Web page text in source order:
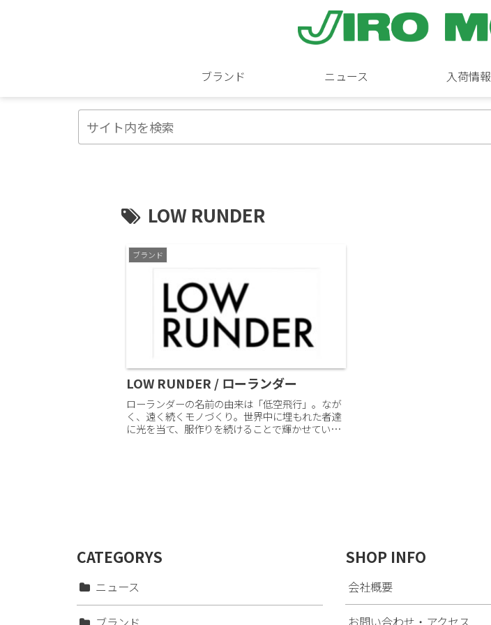
ブランド ニュース 入荷情報
LOW RUNDER
ブランド
LOW RUNDER / ローランダー
ローランダーの名前の由来は「低空飛行」。なが
く、遠く続くモノづくり。世界中に埋もれた者達
に光を当て、服作りを続けることで輝かせてい
CATEGORYS
ニュース
SHOP INFO
会社概要
お問い合わせ・アクセス